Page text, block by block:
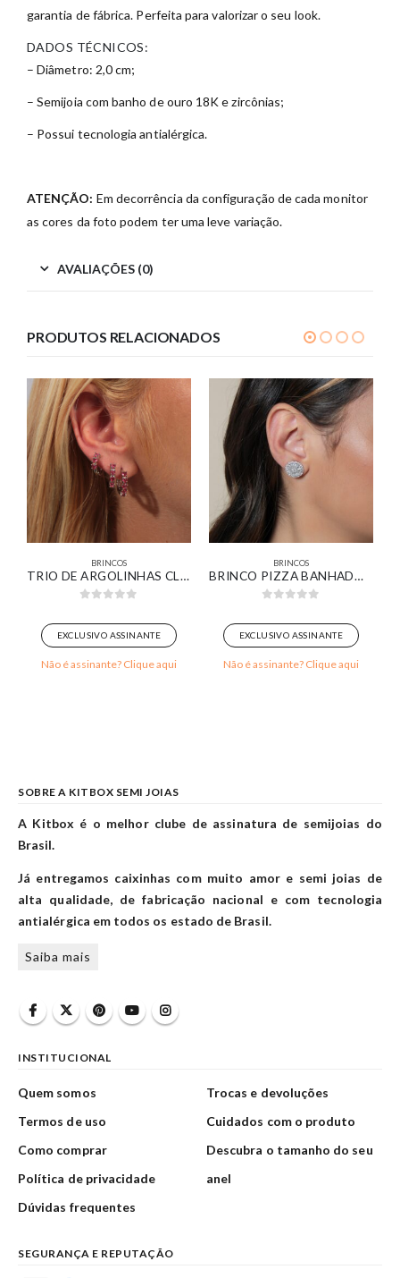
garantia de fábrica. Perfeita para valorizar o seu look.
DADOS TÉCNICOS:
– Diâmetro: 2,0 cm;
– Semijoia com banho de ouro 18K e zircônias;
– Possui tecnologia antialérgica.
ATENÇÃO: Em decorrência da configuração de cada monitor
as cores da foto podem ter uma leve variação.
AVALIAÇÕES (0)
PRODUTOS RELACIONADOS
BRINCOS
TRIO DE ARGOLINHAS CLICK COM ZIRCÔNIAS FÚCSIA BANHADO EM OURO BRANCO
EXCLUSIVO ASSINANTE
Não é assinante? Clique aqui
BRINCOS
BRINCO PIZZA BANHADO EM OURO BRANCO
EXCLUSIVO ASSINANTE
Não é assinante? Clique aqui
SOBRE A KITBOX SEMI JOIAS
A Kitbox é o melhor clube de assinatura de semijoias do
Brasil.
Já entregamos caixinhas com muito amor e semi joias de
alta qualidade, de fabricação nacional e com tecnologia
antialérgica em todos os estado de Brasil.
Saiba mais
INSTITUCIONAL
Quem somos
Termos de uso
Como comprar
Política de privacidade
Dúvidas frequentes
Trocas e devoluções
Cuidados com o produto
Descubra o tamanho do seu
anel
SEGURANÇA E REPUTAÇÃO